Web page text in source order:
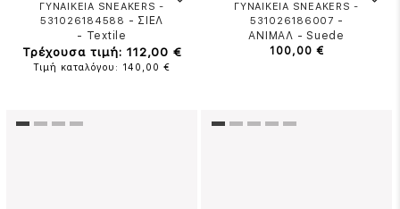
ΓΥΝΑΙΚΕΙΑ SNEAKERS -
531026184588 - ΣΙΕΛ
- Textile
Τρέχουσα τιμή: 112,00 €
Τιμή καταλόγου: 140,00 €
ΓΥΝΑΙΚΕΙΑ SNEAKERS -
531026186007 -
ΑΝΙΜΑΛ -Suede
100,00 €